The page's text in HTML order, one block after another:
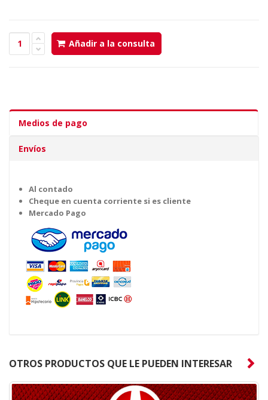
Añadir a la consulta
Medios de pago
Envíos
Al contado
Cheque en cuenta corriente si es cliente
Mercado Pago
OTROS PRODUCTOS QUE LE PUEDEN INTERESAR